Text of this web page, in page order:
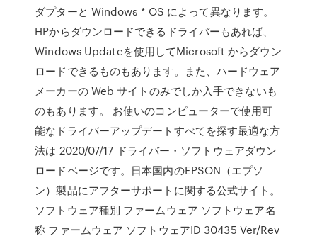
ダプターと Windows * OS によって異なります。
HPからダウンロードできるドライバーもあれば、
Windows Updateを使用してMicrosoft からダウン
ロードできるものもあります。また、ハードウェア
メーカーの Web サイトのみでしか入手できないも
のもあります。 お使いのコンピューターで使用可
能なドライバーアップデートすべてを探す最適な方
法は 2020/07/17 ドライバー・ソフトウェアダウン
ロードページです。日本国内のEPSON（エプソ
ン）製品にアフターサポートに関する公式サイト。
ソフトウェア種別 ファームウェア ソフトウェア名
称 ファームウェア ソフトウェアID 30435 Ver/Rev